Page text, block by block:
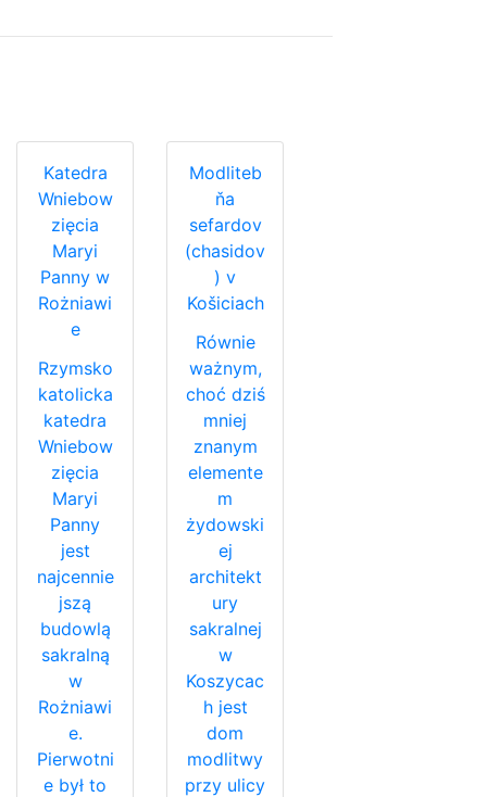
Katedra
Wniebow
zięcia
Maryi
Panny w
Rożniawi
e
Rzymsko
katolicka
katedra
Wniebow
zięcia
Maryi
Panny
jest
najcennie
jszą
budowlą
sakralną
w
Rożniawi
e.
Pierwotni
e był to
Modliteb
ňa
sefardov
(chasidov
) v
Košiciach
Równie
ważnym,
choć dziś
mniej
znanym
elemente
m
żydowski
ej
architekt
ury
sakralnej
w
Koszycac
h jest
dom
modlitwy
przy ulicy